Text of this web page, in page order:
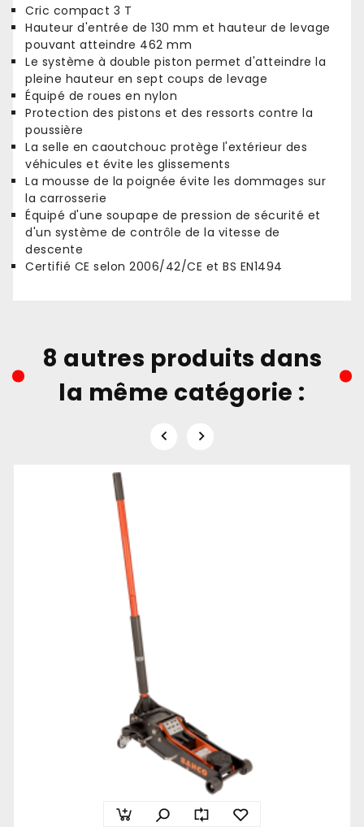
Cric compact 3 T
Hauteur d'entrée de 130 mm et hauteur de levage
pouvant atteindre 462 mm
Le système à double piston permet d'atteindre la
pleine hauteur en sept coups de levage
Équipé de roues en nylon
Protection des pistons et des ressorts contre la
poussière
La selle en caoutchouc protège l'extérieur des
véhicules et évite les glissements
La mousse de la poignée évite les dommages sur
la carrosserie
Équipé d'une soupape de pression de sécurité et
d'un système de contrôle de la vitesse de
descente
Certifié CE selon 2006/42/CE et BS EN1494
8 autres produits dans
la même catégorie :
 